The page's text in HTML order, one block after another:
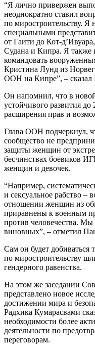
“Я лично привержен
неоднократно ставил
по миростроительству.
специальными
от Гаити до Кот-
Судана и Кипра. Я также
командовать
Кристина Лунд из
ООН на Кипре”, –
Он напомнил, что в
устойчивого развития до
расширения прав и
Глава ООН подчеркнул,
сообщество не
защиты женщин от
бесчинствах боевиков
женщин и девочек.
“Например,
и сексуальное рабство
отношении женщин из
приравнены к военным
против человечества.
виновных”, – отметил
Сам он будет
по миростроительству
гендерного равенства.
На этом же заседании
представлено новое
достижении мира и
Радхика Кумарасвами
необходимости более
деятельности по
переговорам.